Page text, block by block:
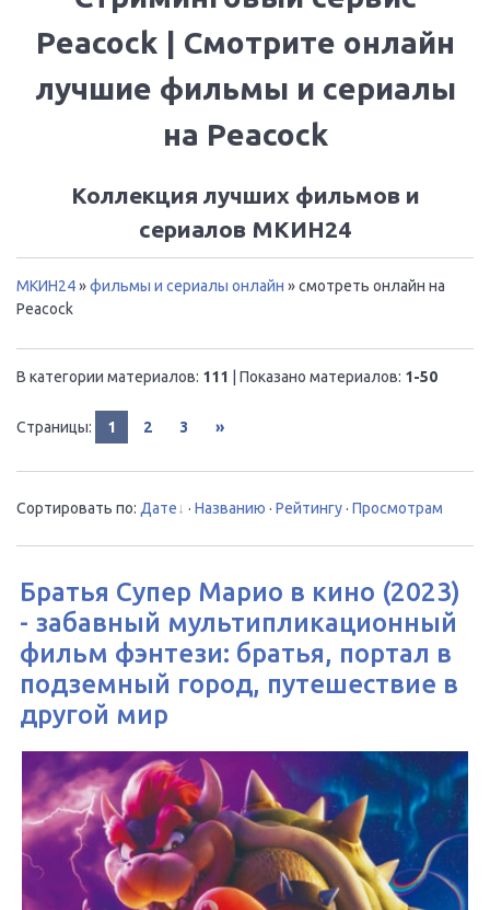
Peacock | Смотрите онлайн
лучшие фильмы и сериалы
на Peacock
Коллекция лучших фильмов и
сериалов МКИН24
МКИН24»фильмы и сериалы онлайн » смотреть онлайн на
Peacock
В категории материалов: 111 | Показано материалов: 1-50
Страницы: 1 2 3 »
Сортировать по: Дате · Названию · Рейтингу· Просмотрам
Братья Супер Марио в кино (2023)
- забавный мультипликационный
фильм фэнтези: братья, портал в
подземный город, путешествие в
другой мир